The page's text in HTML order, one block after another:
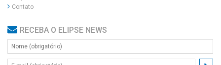
Contato
RECEBA O ELIPSE NEWS